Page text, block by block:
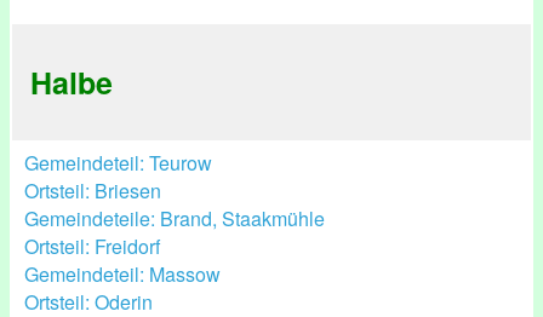
Halbe
Gemeindeteil: Teurow
Ortsteil: Briesen
Gemeindeteile: Brand, Staakmühle
Ortsteil: Freidorf
Gemeindeteil: Massow
Ortsteil: Oderin